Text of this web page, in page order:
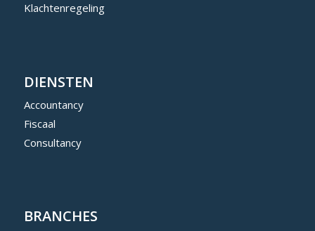
Klachtenregeling
DIENSTEN
Accountancy
Fiscaal
Consultancy
BRANCHES